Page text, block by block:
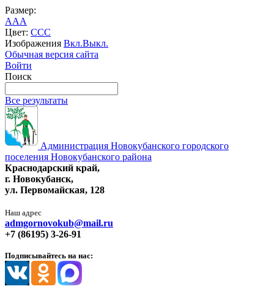
Размер:
AAA
Цвет: CCC
Изображения Вкл.Выкл.
Обычная версия сайта
Войти
Поиск
Все результаты
Администрация Новокубанского городского
поселения Новокубанского района
Краснодарский край,
г. Новокубанск,
ул. Первомайская, 128
Наш адрес
admgornovokub@mail.ru
+7 (86195) 3-26-91
Подписывайтесь на нас: